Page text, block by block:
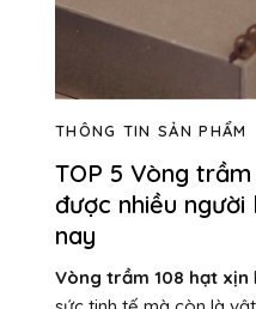
THÔNG TIN SẢN PHẨM
TOP 5 Vòng trầm
được nhiều người
nay
Vòng trầm 108 hạt xịn